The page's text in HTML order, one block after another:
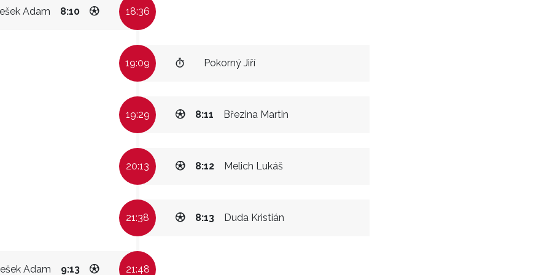
Adam 8:10 18:36
19:09 Pokorný Jiří
19:29 Březina Martin
8:11
20:13 Melich Lukáš
8:12
21:38 Duda Kristián
8:13
Adam 9:13 21:48